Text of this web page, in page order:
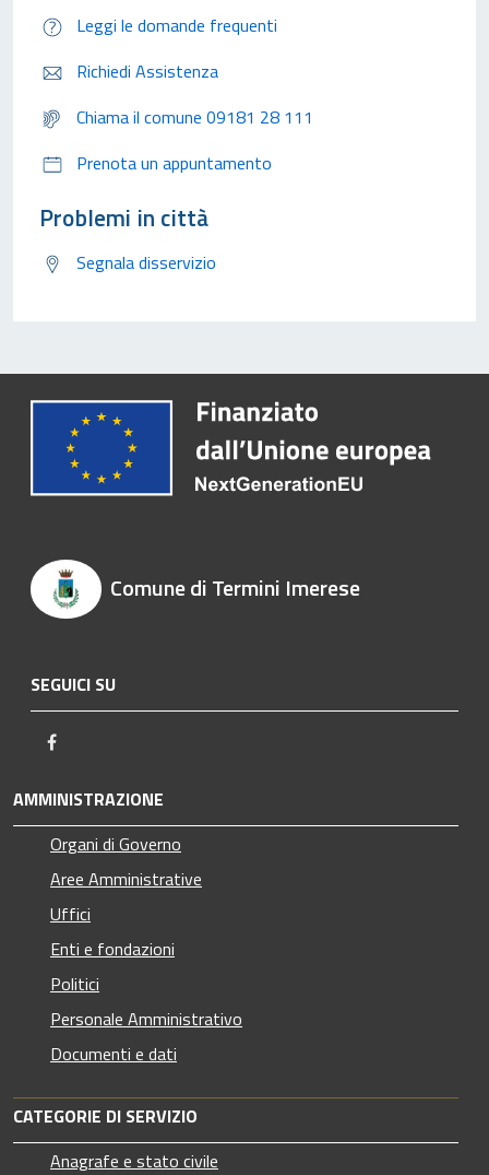
Leggi le domande frequenti
Richiedi Assistenza
Chiama il comune 09181 28 111
Prenota un appuntamento
Problemi in città
Segnala disservizio
Comune di Termini Imerese
SEGUICI SU
AMMINISTRAZIONE
Organi di Governo
Aree Amministrative
Uffici
Enti e fondazioni
Politici
Personale Amministrativo
Documenti e dati
CATEGORIE DI SERVIZIO
Anagrafe e stato civile